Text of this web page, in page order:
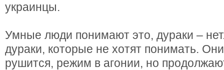
украинцы.
Умные люди понимают это, дураки –
дураки, которые не хотят понимать.
рушится, режим в агонии, но